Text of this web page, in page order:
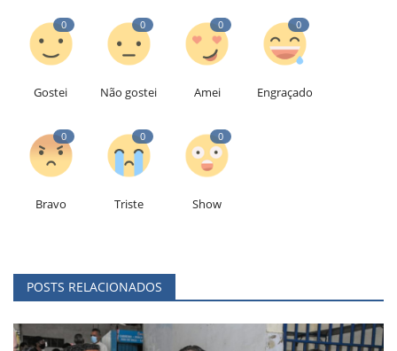
0
Gostei
0
Não gostei
0
Amei
0
Engraçado
0
Bravo
0
Triste
0
Show
POSTS RELACIONADOS